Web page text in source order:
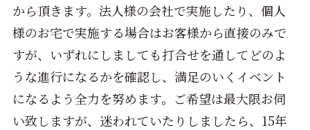
から頂きます。法人様の会社で実施したり、個人
様のお宅で実施する場合はお客様から直接のみで
すが、いずれにしましても打合せを通してどのよ
うな進行になるかを確認し、満足のいくイベント
になるよう全力を努めます。ご希望は最大限お伺
い致しますが、迷われていたりしましたら、15年